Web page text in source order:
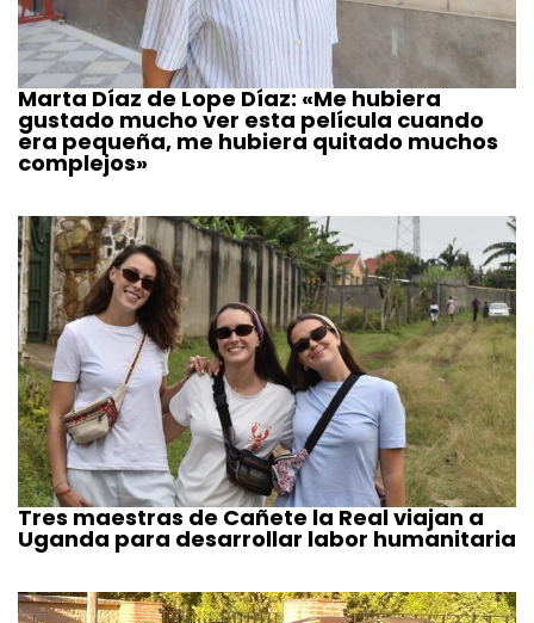
Marta Díaz de Lope Díaz: «Me hubiera
gustado mucho ver esta película cuando
era pequeña, me hubiera quitado muchos
complejos»
Tres maestras de Cañete la Real viajan a
Uganda para desarrollar labor humanitaria